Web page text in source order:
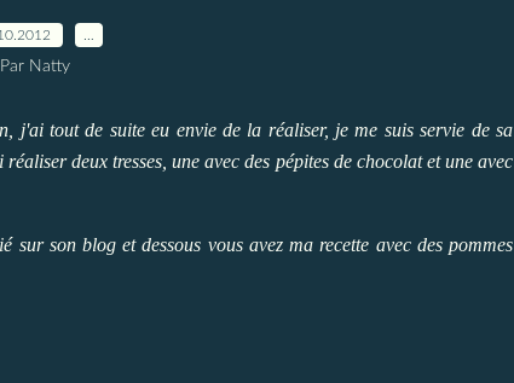
Par Natty
j'ai tout de suite eu envie de la réaliser, je me suis servie de sa
deux tresses, une avec des pépites de chocolat et une avec
son blog et dessous vous avez ma recette avec des pommes